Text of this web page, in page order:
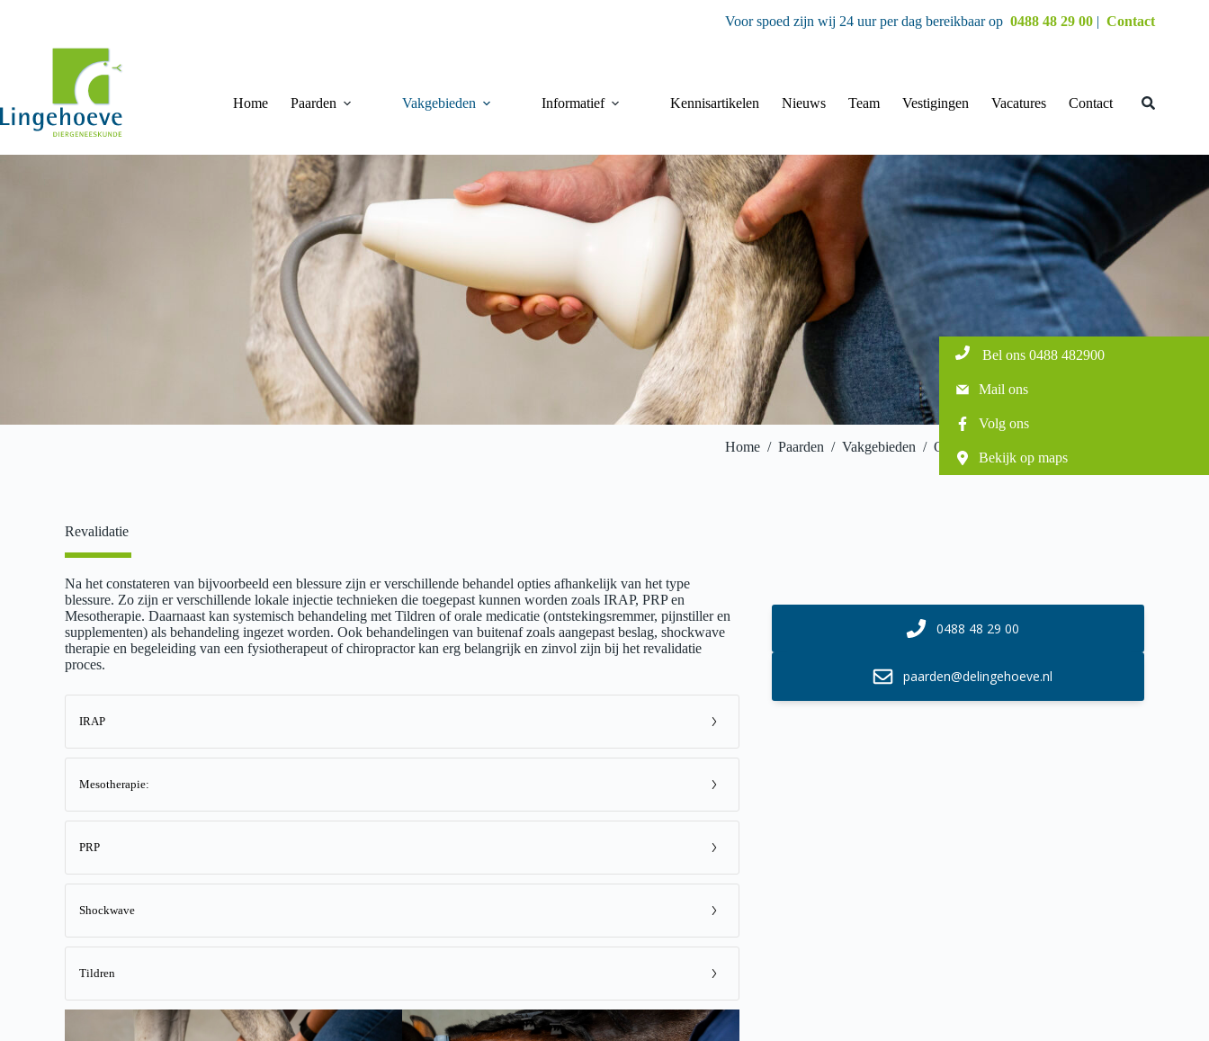
Voor spoed zijn wij 24 uur per dag bereikbaar op 0488 48 29 00 | Contact
Home Paarden Vakgebieden Informatief Kennisartikelen Nieuws Team Vestigingen Vacatures Contact
Bel ons 0488 482900
Mail ons
Volg ons
Bekijk op maps
Home / Paarden / Vakgebieden / Orthopedie
Revalidatie
Na het constateren van bijvoorbeeld een blessure zijn er verschillende behandel opties afhankelijk van het type
blessure. Zo zijn er verschillende lokale injectie technieken die toegepast kunnen worden zoals IRAP, PRP en
Mesotherapie. Daarnaast kan systemisch behandeling met Tildren of orale medicatie (ontstekingsremmer, pijnstiller en
supplementen) als behandeling ingezet worden. Ook behandelingen van buitenaf zoals aangepast beslag, shockwave
therapie en begeleiding van een fysiotherapeut of chiropractor kan erg belangrijk en zinvol zijn bij het revalidatie
proces.
IRAP
Mesotherapie:
PRP
Shockwave
Tildren
0488 48 29 00
paarden@delingehoeve.nl